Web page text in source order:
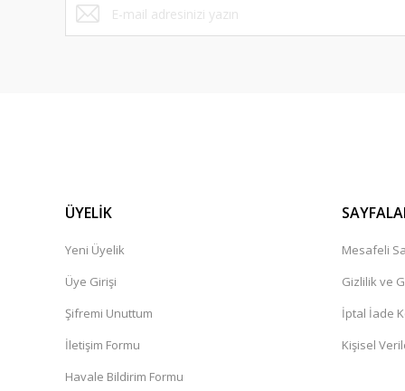
ÜYELİK
Yeni Üyelik
Üye Girişi
Şifremi Unuttum
İletişim Formu
Havale Bildirim Formu
Mesafeli
Gizlilik ve
İptal İade
Kişisel